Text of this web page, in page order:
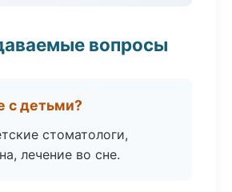
вопросы
с детьми?
стоматологи,
лечение во сне.